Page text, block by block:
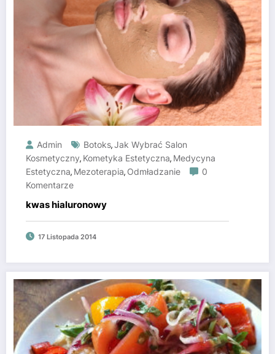
Admin Botoks,Jak Wybrać Salon
Kosmetyczny, Kometyka Estetyczna, Medycyna
Estetyczna, Mezoterapia, Odmładzanie
0
Komentarze
kwas hialuronowy
17 Listopada 2014